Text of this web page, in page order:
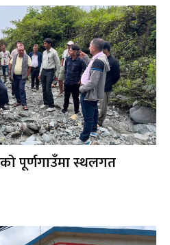
पूर्णगाउँमा स्थलगत